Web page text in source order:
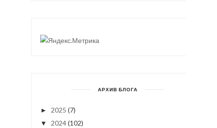
АРХИВ БЛОГА
► 2025 (7)
▼ 2024(102)